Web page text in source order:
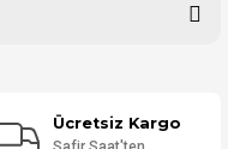
Ücretsiz Kargo